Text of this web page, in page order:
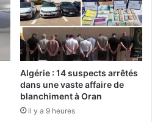
Algérie : 14 suspects arrêtés
dans une vaste affaire de
blanchiment à Oran
il y a 9 heures